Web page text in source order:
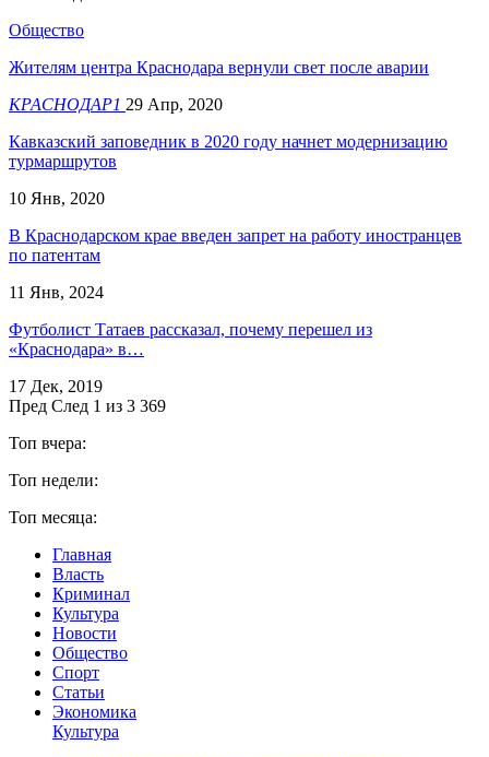
Общество
Жителям центра Краснодара вернули свет после аварии
КРАСНОДАР1 29 Апр, 2020
Кавказский заповедник в 2020 году начнет модернизацию
турмаршрутов
10 Янв, 2020
В Краснодарском крае введен запрет на работу иностранцев
по патентам
11 Янв, 2024
Футболист Татаев рассказал, почему перешел из
«Краснодара» в…
17 Дек, 2019
Пред След 1 из 3 369
Топ вчера:
Топ недели:
Топ месяца:
Главная
Власть
Криминал
Культура
Новости
Общество
Спорт
Статьи
Экономика
Культура